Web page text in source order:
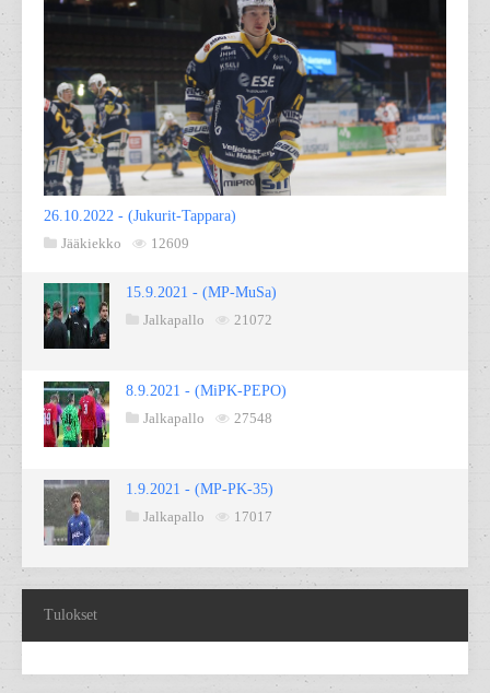
26.10.2022 - (Jukurit-Tappara)
Jääkiekko
12609
15.9.2021 - (MP-MuSa)
Jalkapallo
21072
8.9.2021 - (MiPK-PEPO)
Jalkapallo
27548
1.9.2021 - (MP-PK-35)
Jalkapallo
17017
Tulokset